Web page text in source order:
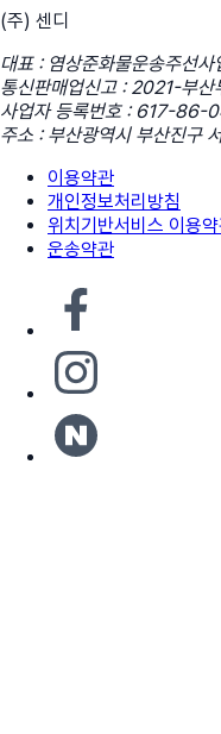
(주) 센디
대표 : 염상준화물운송주선
통신판매업신고 : 2021-부
사업자 등록번호 : 617-86-
주소 : 부산광역시 부산진구
이용약관
개인정보처리방침
위치기반서비스 이용
운송약관